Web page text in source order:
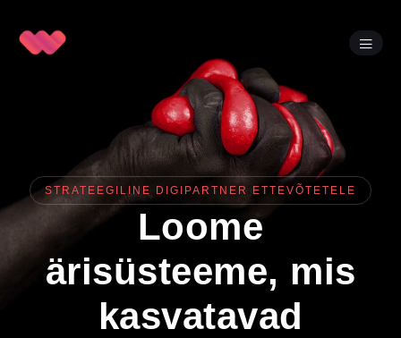
STRATEEGILINE DIGIPARTNER ETTEVÕTETELE
Loome
ärisüsteeme, mis
kasvatavad